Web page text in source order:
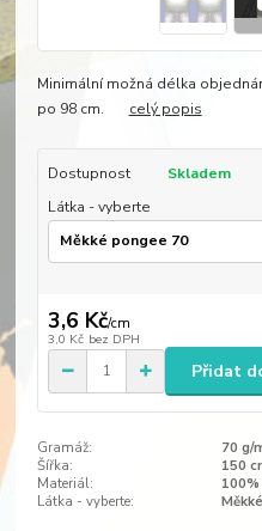
Minimální možná délka
po 98 cm. celý popis
Dostupnost
Skladem
Látka - vyberte
3,6 Kč/cm
3,0 Kč bez DPH
Přidat
Gramáž:
70 g/
Šířka:
150
Materiál:
100%
Látka - vyberte: